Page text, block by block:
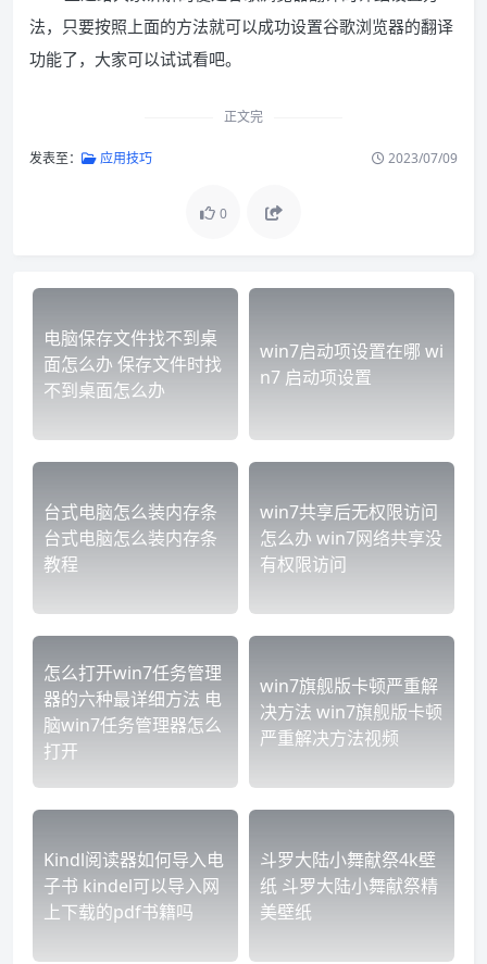
法，只要按照上面的方法就可以成功设置谷歌浏览器的翻译
功能了，大家可以试试看吧。
正文完
发表至： 应用技巧 2023/07/09
0
电脑保存文件找不到桌
面怎么办 保存文件时找
不到桌面怎么办
win7启动项设置在哪 wi
n7 启动项设置
台式电脑怎么装内存条
台式电脑怎么装内存条
教程
win7共享后无权限访问
怎么办 win7网络共享没
有权限访问
怎么打开win7任务管理
器的六种最详细方法 电
脑win7任务管理器怎么
打开
win7旗舰版卡顿严重解
决方法 win7旗舰版卡顿
严重解决方法视频
Kindl阅读器如何导入电
子书 kindel可以导入网
上下载的pdf书籍吗
斗罗大陆小舞献祭4k壁
纸 斗罗大陆小舞献祭精
美壁纸